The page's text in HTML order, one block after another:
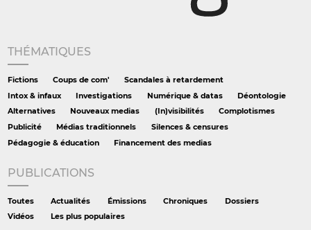
THÉMATIQUES
Fictions Coups de com'
Scandales à retardement
Intox & infaux
Investigations Numérique & datas
Déontologie
Alternatives
Nouveaux medias (In)visibilités
Complotismes
Publicité
Médias traditionnels
Silences & censures
Pédagogie & éducation
Financement des medias
PUBLICATIONS
Toutes Actualités Émissions Chroniques
Dossiers
Vidéos
Les plus populaires